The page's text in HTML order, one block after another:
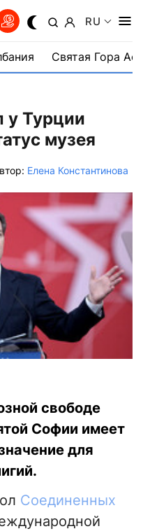
RU
Святая Гора
у Турции
музея
Елена Константинова
свободе
Софии имеет
для
Соединенных